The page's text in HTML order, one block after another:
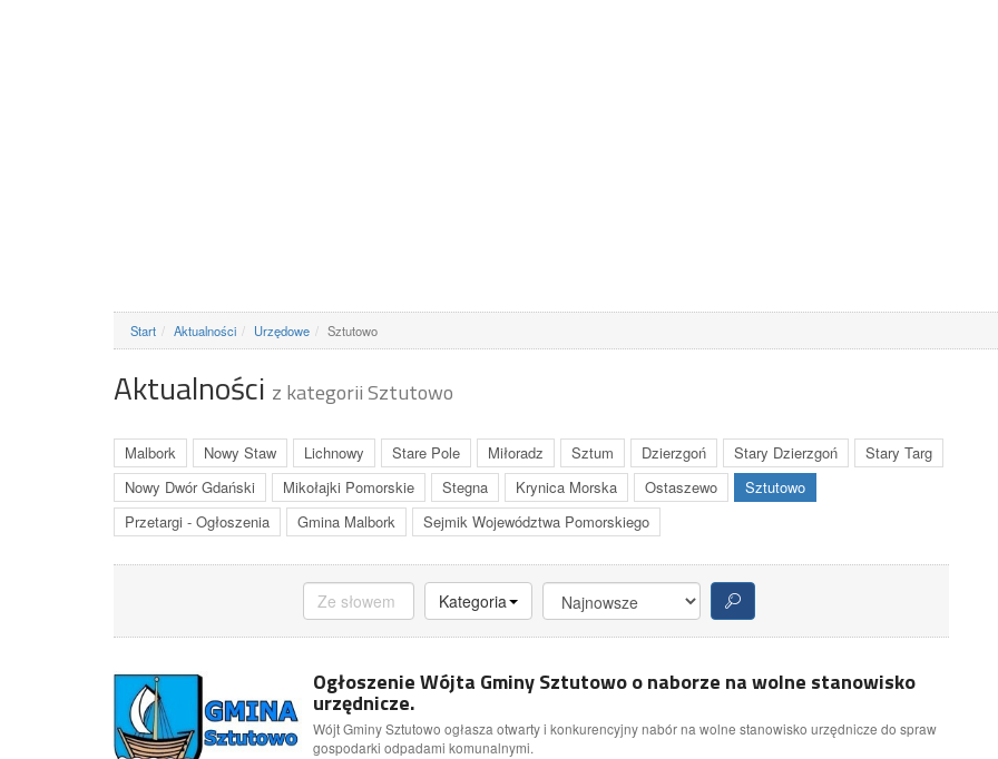
Start Aktualności Urzędowe Sztutowo
Aktualności z kategorii Sztutowo
Malbork Nowy Staw Lichnowy Stare Pole Miłoradz Sztum Dzierzgoń Stary Dzierzgoń
Stary Targ
Nowy Dwór Gdański
Mikołajki Pomorskie Stegna Krynica Morska Ostaszewo
Sztutowo
Przetargi - Ogłoszenia
Gmina Malbork Sejmik Województwa Pomorskiego
Kategoria
Ogłoszenie Wójta Gminy Sztutowo o naborze na wolne stanowisko
urzędnicze.
Wójt Gminy Sztutowo ogłasza otwarty i konkurencyjny nabór na wolne stanowisko urzędnicze do spraw
gospodarki odpadami komunalnymi.